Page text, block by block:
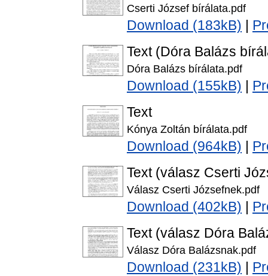
Cserti József bírálata.pdf
Download (183kB)
Text (Dóra Balázs
Dóra Balázs bírálata.pdf
Download (155kB)
Text
Kónya Zoltán bírálata.pdf
Download (964kB)
Text (válasz Cserti
Válasz Cserti Józsefnek.pdf
Download (402kB)
Text (válasz Dóra
Válasz Dóra Balázsnak.pdf
Download (231kB)